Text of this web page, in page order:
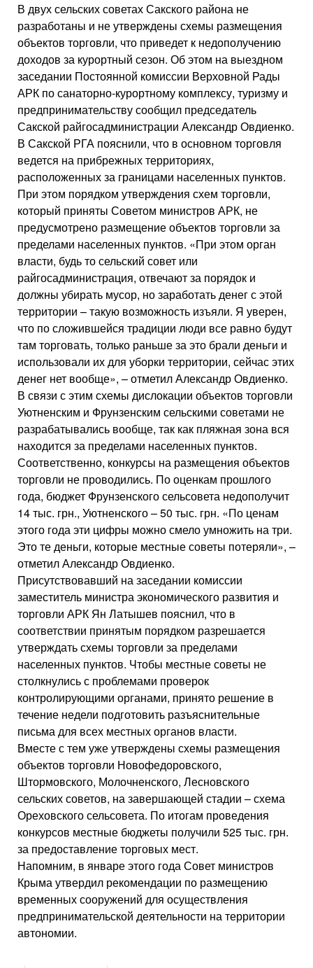
В двух сельских советах Сакского района не
разработаны и не утверждены схемы размещения
объектов торговли, что приведет к недополучению
доходов за курортный сезон. Об этом на выездном
заседании Постоянной комиссии Верховной Рады
АРК по санаторно-курортному комплексу, туризму и
предпринимательству сообщил председатель
Сакской райгосадминистрации Александр Овдиенко.
В Сакской РГА пояснили, что в основном торговля
ведется на прибрежных территориях,
расположенных за границами населенных пунктов.
При этом порядком утверждения схем торговли,
который приняты Советом министров АРК, не
предусмотрено размещение объектов торговли за
пределами населенных пунктов. «При этом орган
власти, будь то сельский совет или
райгосадминистрация, отвечают за порядок и
должны убирать мусор, но заработать денег с этой
территории – такую возможность изъяли. Я уверен,
что по сложившейся традиции люди все равно будут
там торговать, только раньше за это брали деньги и
использовали их для уборки территории, сейчас этих
денег нет вообще», – отметил Александр Овдиенко.
В связи с этим схемы дислокации объектов торговли
Уютненским и Фрунзенским сельскими советами не
разрабатывались вообще, так как пляжная зона вся
находится за пределами населенных пунктов.
Соответственно, конкурсы на размещения объектов
торговли не проводились. По оценкам прошлого
года, бюджет Фрунзенского сельсовета недополучит
14 тыс. грн., Уютненского – 50 тыс. грн. «По ценам
этого года эти цифры можно смело умножить на три.
Это те деньги, которые местные советы потеряли», –
отметил Александр Овдиенко.
Присутствовавший на заседании комиссии
заместитель министра экономического развития и
торговли АРК Ян Латышев пояснил, что в
соответствии принятым порядком разрешается
утверждать схемы торговли за пределами
населенных пунктов. Чтобы местные советы не
столкнулись с проблемами проверок
контролирующими органами, принято решение в
течение недели подготовить разъяснительные
письма для всех местных органов власти.
Вместе с тем уже утверждены схемы размещения
объектов торговли Новофедоровского,
Штормовского, Молочненского, Лесновского
сельских советов, на завершающей стадии – схема
Ореховского сельсовета. По итогам проведения
конкурсов местные бюджеты получили 525 тыс. грн.
за предоставление торговых мест.
Напомним, в январе этого года Совет министров
Крыма утвердил рекомендации по размещению
временных сооружений для осуществления
предпринимательской деятельности на территории
автономии.